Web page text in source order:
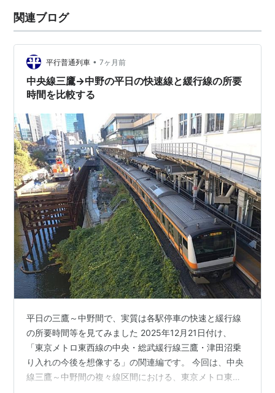
関連ブログ
平行普通列車 • 7ヶ月前
中央線三鷹→中野の平日の快速線と緩行線の所要
時間を比較する
平日の三鷹～中野間で、実質は各駅停車の快速と緩行線
の所要時間等を見てみました 2025年12月21日付け、
「東京メトロ東西線の中央・総武緩行線三鷹・津田沼乗
り入れの今後を想像する」の関連編です。 今回は、中央
線三鷹～中野間の複々線区間における、東京メトロ東西